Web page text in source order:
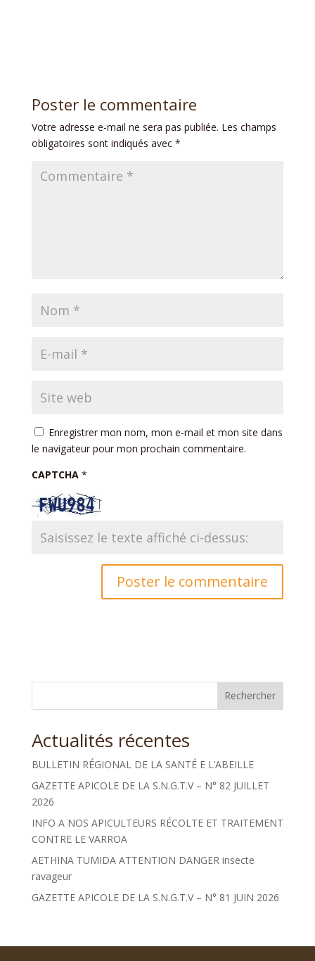
Poster le commentaire
Votre adresse e-mail ne sera pas publiée. Les champs
obligatoires sont indiqués avec *
Enregistrer mon nom, mon e-mail et mon site dans
le navigateur pour mon prochain commentaire.
CAPTCHA *
Rechercher
Actualités récentes
BULLETIN RÉGIONAL DE LA SANTÉ E L’ABEILLE
GAZETTE APICOLE DE LA S.N.G.T.V – N° 82 JUILLET
2026
INFO A NOS APICULTEURS RÉCOLTE ET TRAITEMENT
CONTRE LE VARROA
AETHINA TUMIDA ATTENTION DANGER insecte
ravageur
GAZETTE APICOLE DE LA S.N.G.T.V – N° 81 JUIN 2026